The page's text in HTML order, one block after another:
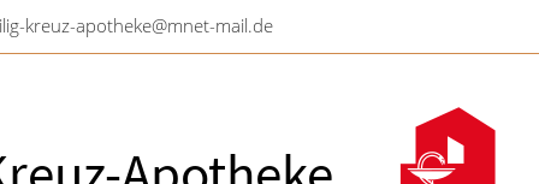
kreuz-apotheke@mnet-mail.de